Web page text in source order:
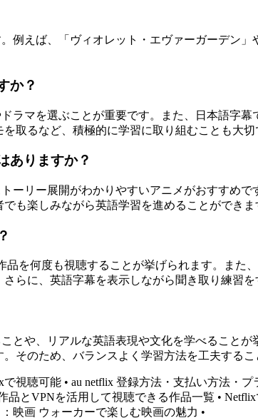
例えば、「ヴィオレット・エヴァーガーデン
か？
ラマを選ぶことが重要です。また、日本語字
取るなど、積極的に学習に取り組むことも大切
ありますか？
ーリー展開がわかりやすいアニメがおすすめ
も楽しみながら英語学習を進めることができま
を何度も視聴することが挙げられます。また
らに、英語字幕を表示しながら聞き取り練習
とや、リアルな英語表現や文化を学べること
そのため、バランスよく学習方法を工夫するこ
で視聴可能 • au netflix 登録方法・支払い方法・
品とVPNを活用して視聴できる作品一覧 •
映画 ウォーカーで楽しむ映画の魅力 •